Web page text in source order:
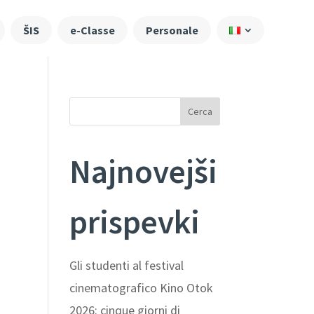
ŠIS e-Classe Personale
Cerca
Najnovejši
prispevki
Gli studenti al festival
cinematografico Kino Otok
2026: cinque giorni di